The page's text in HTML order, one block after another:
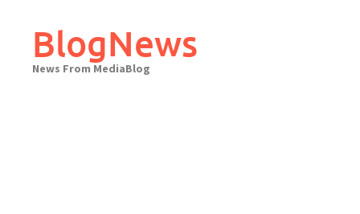
contentBlogNews
News From MediaBlog